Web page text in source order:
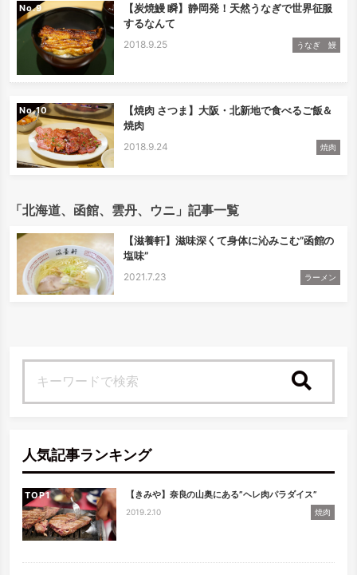
No.
【炭焼鰻 瞬】静岡発！天然うなぎで世界征服
するなんて
2018.9.25 うなぎ 鰻
No.
【焼肉 さつま】大阪・北新地で食べるご飯＆
焼肉
2018.9.24 焼肉
「北海道、函館、雲丹、ウニ」記事一覧
【滋養軒】滋味深くて身体に沁みこむ”函館の
塩味”
2021.7.23 ラーメン
人気記事ランキング
TOP 【きみや】奈良の山奥にある”ヘレ肉パラダイス”
2019.2.10 焼肉